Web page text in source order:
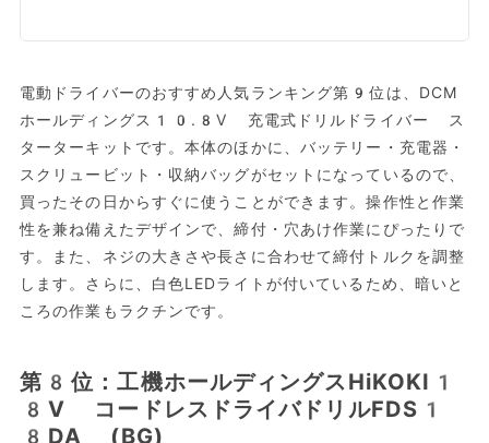
電動ドライバーのおすすめ人気ランキング第9位は、DCM
ホールディングス10.8V 充電式ドリルドライバー ス
ターターキットです。本体のほかに、バッテリー・充電器・
スクリュービット・収納バッグがセットになっているので、
買ったその日からすぐに使うことができます。操作性と作業
性を兼ね備えたデザインで、締付・穴あけ作業にぴったりで
す。また、ネジの大きさや長さに合わせて締付トルクを調整
します。さらに、白色LEDライトが付いているため、暗いと
ころの作業もラクチンです。
第8位：工機ホールディングスHiKOKI1
8V コードレスドライバドリルFDS1
8DA (BG)